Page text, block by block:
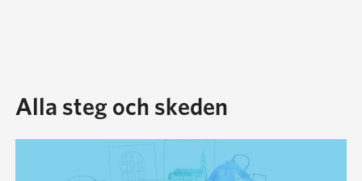
Alla steg och skeden